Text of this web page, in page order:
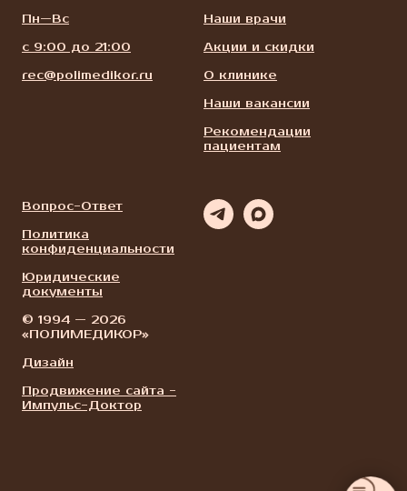
Пн—Вс
с 9:00 до 21:00
rec@polimedikor.ru
Наши врачи
Акции и скидки
О клинике
Наши вакансии
Рекомендации
пациентам
Вопрос-Ответ
Политика
конфиденциальности
Юридические
документы
© 1994 — 2026
«ПОЛИМЕДИКОР»
Дизайн
Продвижение сайта -
Импульс-Доктор